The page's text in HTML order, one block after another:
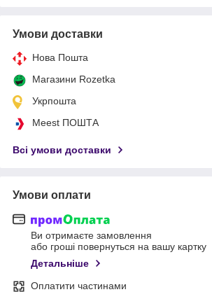
Умови доставки
Нова Пошта
Магазини Rozetka
Укрпошта
Meest ПОШТА
Всі умови доставки
Умови оплати
Ви отримаєте замовлення
або гроші повернуться на вашу картку
Детальніше
Оплатити частинами